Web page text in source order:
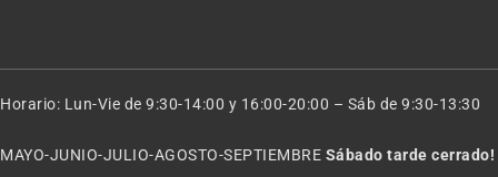
Horario: Lun-Vie de 9:30-14:00 y 16:00-20:00 – Sáb de 9:30-13:30
MAYO-JUNIO-JULIO-AGOSTO-SEPTIEMBRE Sábado tarde cerrado!